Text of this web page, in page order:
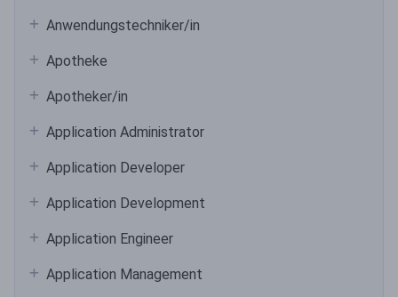
Anwendungstechniker/in
Apotheke
Apotheker/in
Application Administrator
Application Developer
Application Development
Application Engineer
Application Management